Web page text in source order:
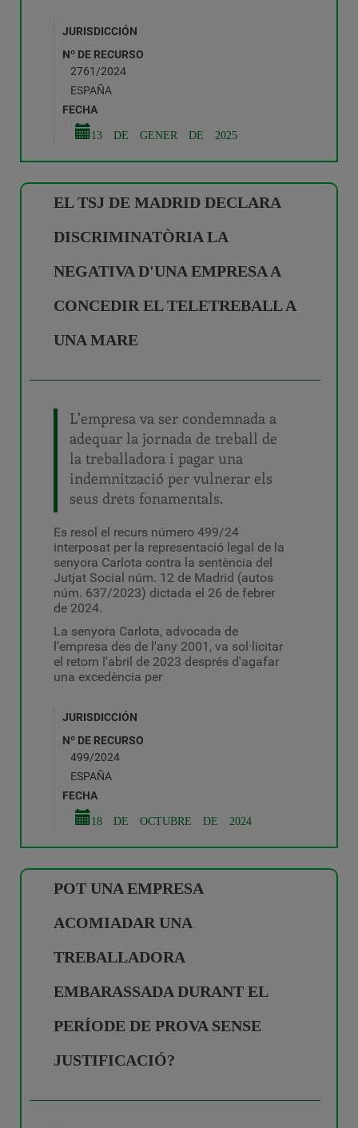
JURISDICCIÓN
Nº DE RECURSO
2761/2024
ESPAÑA
FECHA
13 DE GENER DE 2025
EL TSJ DE MADRID DECLARA
DISCRIMINATÒRIA LA
NEGATIVA D'UNA EMPRESA A
CONCEDIR EL TELETREBALL A
UNA MARE
L'empresa va ser condemnada a
adequar la jornada de treball de
la treballadora i pagar una
indemnització per vulnerar els
seus drets fonamentals.
Es resol el recurs número 499/24
interposat per la representació legal de la
senyora Carlota contra la sentència del
Jutjat Social núm. 12 de Madrid (autos
núm. 637/2023) dictada el 26 de febrer
de 2024.
La senyora Carlota, advocada de
l'empresa des de l'any 2001, va sol·licitar
el retorn l'abril de 2023 després d'agafar
una excedència per
JURISDICCIÓN
Nº DE RECURSO
499/2024
ESPAÑA
FECHA
18 DE OCTUBRE DE 2024
POT UNA EMPRESA
ACOMIADAR UNA
TREBALLADORA
EMBARASSADA DURANT EL
PERÍODE DE PROVA SENSE
JUSTIFICACIÓ?